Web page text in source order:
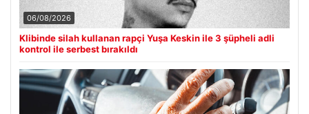
06/08/2026
Klibinde silah kullanan rapçi Yuşa Keskin ile 3 şüpheli adli
kontrol ile serbest bırakıldı